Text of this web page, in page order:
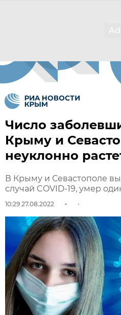
Число
Крыму и
неуклонно
В Крыму и Севастополе
случай COVID-19, умер
10:29 27.08.2022